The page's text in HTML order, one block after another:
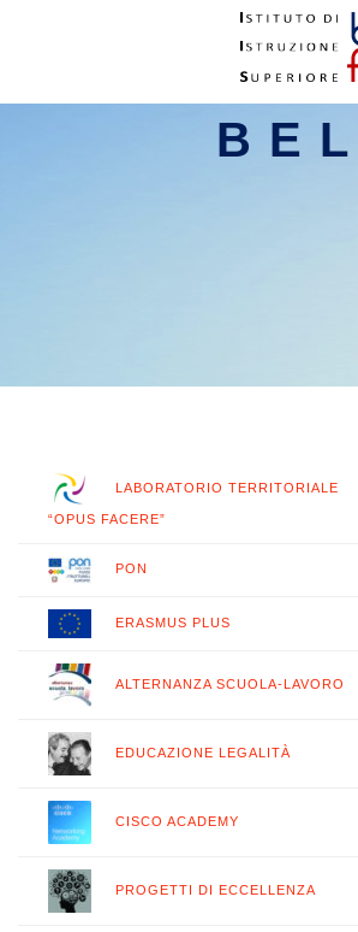
LABORATORIO TERRITORIALE
“OPUS FACERE”
PON
ERASMUS PLUS
ALTERNANZA SCUOLA-LAVORO
EDUCAZIONE LEGALITÀ
CISCO ACADEMY
PROGETTI DI ECCELLENZA